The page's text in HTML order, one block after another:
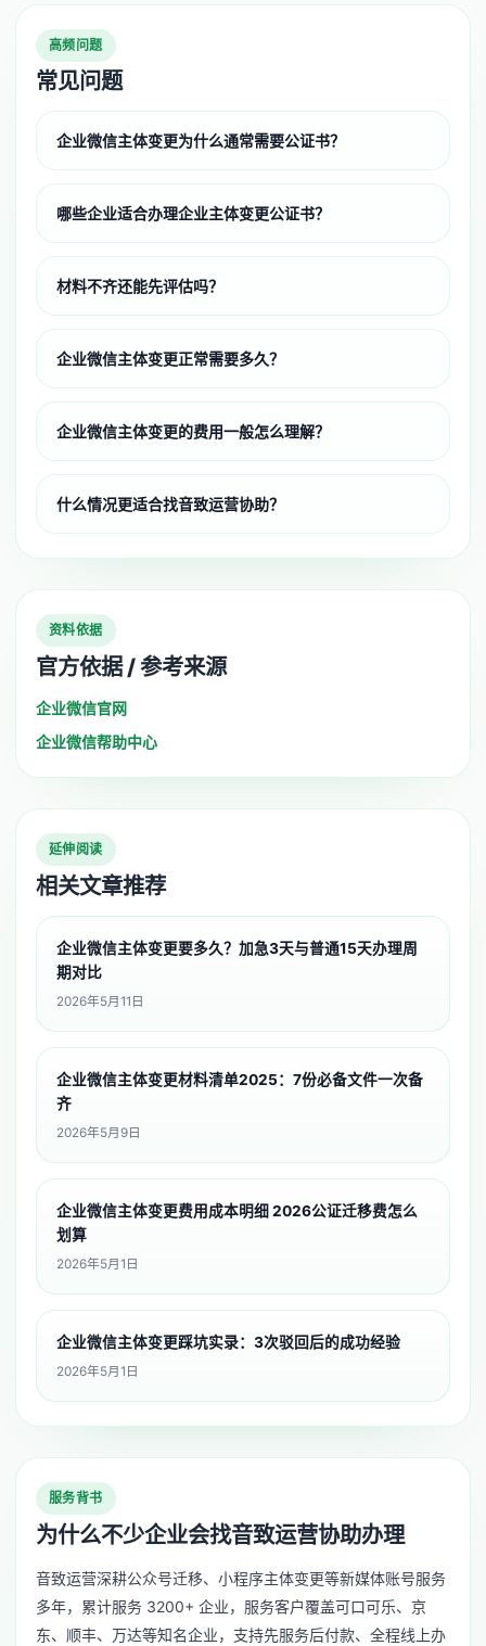
高频问题
常见问题
企业微信主体变更为什么通常需要公证书？
哪些企业适合办理企业主体变更公证书？
材料不齐还能先评估吗？
企业微信主体变更正常需要多久？
企业微信主体变更的费用一般怎么理解？
什么情况更适合找音致运营协助？
资料依据
官方依据 / 参考来源
企业微信官网
企业微信帮助中心
延伸阅读
相关文章推荐
企业微信主体变更要多久？加急3天与普通15天办理周
期对比
2026年5月11日
企业微信主体变更材料清单2025：7份必备文件一次备
齐
2026年5月9日
企业微信主体变更费用成本明细 2026公证迁移费怎么
划算
2026年5月1日
企业微信主体变更踩坑实录：3次驳回后的成功经验
2026年5月1日
服务背书
为什么不少企业会找音致运营协助办理
音致运营深耕公众号迁移、小程序主体变更等新媒体账号服务
多年，累计服务 3200+ 企业，服务客户覆盖可口可乐、京
东、顺丰、万达等知名企业，支持先服务后付款、全程线上办